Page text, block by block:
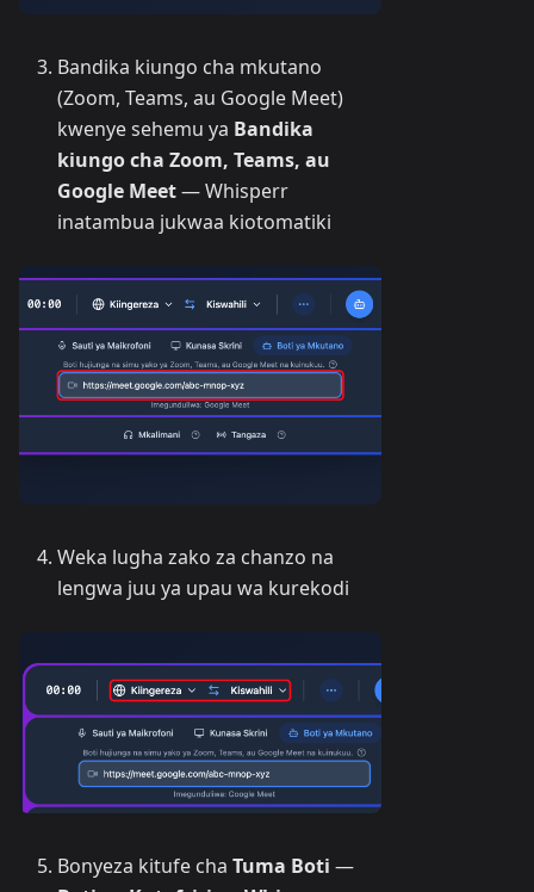
Bandika kiungo cha mkutano
(Zoom, Teams, au Google Meet)
kwenye sehemu ya Bandika
kiungo cha Zoom, Teams, au
Google Meet— Whisperr
inatambua jukwaa kiotomatiki
Weka lugha zako za chanzo na
lengwa juu ya upau wa kurekodi
Bonyeza kitufe cha Tuma Boti —